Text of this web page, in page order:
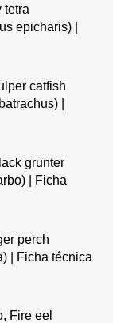
tetra
epicharis) |
catfish
|
grunter
| Ficha
perch
| Ficha técnica
Fire eel